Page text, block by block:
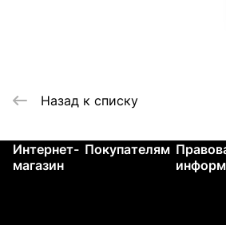
Назад к списку
Интернет-
магазин
Покупателям